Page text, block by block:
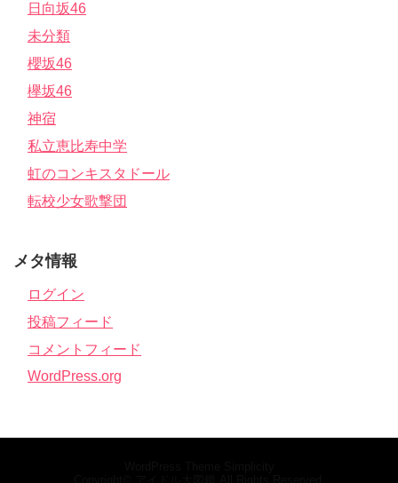
日向坂46
未分類
櫻坂46
欅坂46
神宿
私立恵比寿中学
虹のコンキスタドール
転校少女歌撃団
メタ情報
ログイン
投稿フィード
コメントフィード
WordPress.org